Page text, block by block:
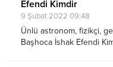
Efendi Kimdir
9 Şubat 2022 09:48
Ünlü astronom, fizikçi,
Başhoca İshak Efendi